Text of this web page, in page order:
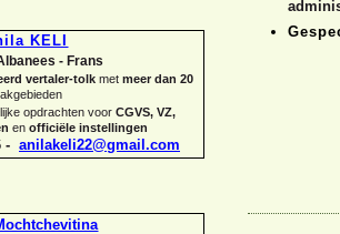
KELI
- Frans
vertaler-tolk met meer dan 20
opdrachten voor CGVS, VZ,
en officiële instellingen
- anilakeli22@gmail.com